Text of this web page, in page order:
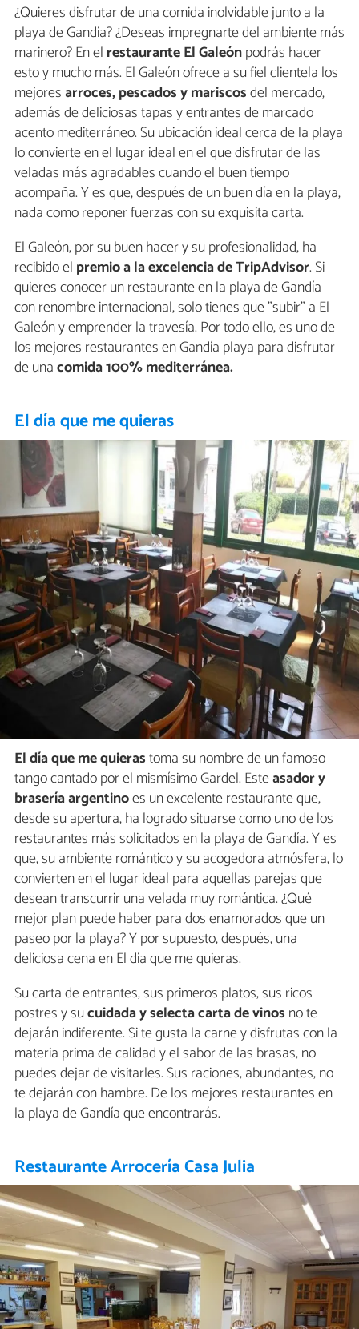
¿Quieres disfrutar de una comida inolvidable junto a la
playa de Gandía? ¿Deseas impregnarte del ambiente más
marinero? En el restaurante El Galeónpodrás hacer
esto y mucho más. El Galeón ofrece a su fiel clientela los
mejoresarroces, pescados y mariscosdel mercado,
además de deliciosas tapas y entrantes de marcado
acento mediterráneo. Su ubicación ideal cerca de la playa
lo convierte en el lugar ideal en el que disfrutar de las
veladas más agradables cuando el buen tiempo
acompaña. Y es que, después de un buen día en la playa,
nada como reponer fuerzas con su exquisita carta.
El Galeón, por su buen hacer y su profesionalidad, ha
recibido el premio a la excelencia de TripAdvisor. Si
quieres conocer un restaurante en la playa de Gandía
con renombre internacional, solo tienes que "subir" a El
Galeón y emprender la travesía. Por todo ello, es uno de
los mejores restaurantes en Gandía playa para disfrutar
de unacomida 100% mediterránea.
El día que me quieras
El día que me quierastoma su nombre de un famoso
tango cantado por el mismísimo Gardel. Esteasador y
brasería argentinoes un excelente restaurante que,
desde su apertura, ha logrado situarse como uno de los
restaurantes más solicitados en la playa de Gandía. Y es
que, su ambiente romántico y su acogedora atmósfera, lo
convierten en el lugar ideal para aquellas parejas que
desean transcurrir una velada muy romántica. ¿Qué
mejor plan puede haber para dos enamorados que un
paseo por la playa? Y por supuesto, después, una
deliciosa cena en El día que me quieras.
Su carta de entrantes, sus primeros platos, sus ricos
postres y sucuidada y selecta carta de vinos no te
dejarán indiferente. Si te gusta la carne y disfrutas con la
materia prima de calidad y el sabor de las brasas, no
puedes dejar de visitarles. Sus raciones, abundantes, no
te dejarán con hambre. De los mejores restaurantes en
la playa de Gandía que encontrarás.
Restaurante Arrocería Casa Julia